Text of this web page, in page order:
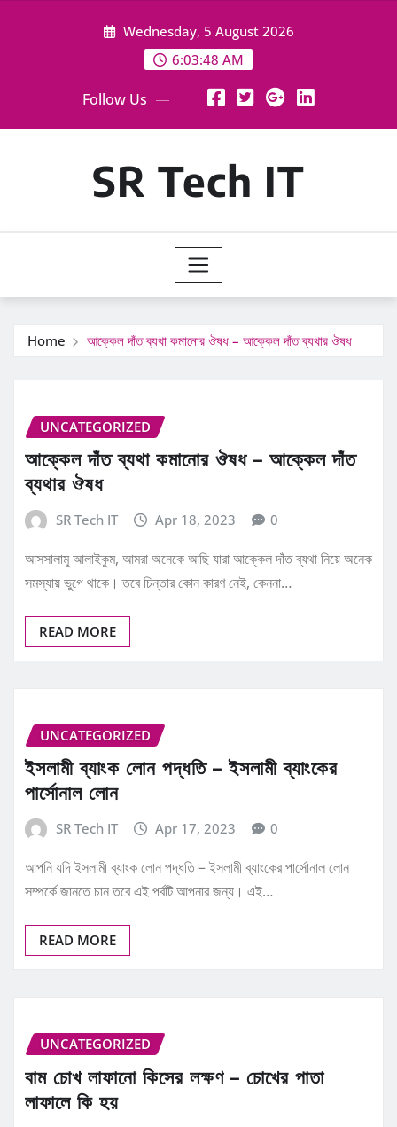
Wednesday, 5 August 2026
6:03:49 AM
Follow Us
SR Tech IT
Home আক্কেল দাঁত ব্যথা কমানোর ঔষধ – আক্কেল দাঁত ব্যথার ঔষধ
UNCATEGORIZED
আক্কেল দাঁত ব্যথা কমানোর ঔষধ – আক্কেল দাঁত
ব্যথার ঔষধ
SR Tech IT Apr 18, 2023 0
আসসালামু আলাইকুম, আমরা অনেকে আছি যারা আক্কেল দাঁত ব্যথা নিয়ে অনেক
সমস্যায় ভুগে থাকে। তবে চিন্তার কোন কারণ নেই, কেননা…
READ MORE
UNCATEGORIZED
ইসলামী ব্যাংক লোন পদ্ধতি – ইসলামী ব্যাংকের
পার্সোনাল লোন
SR Tech IT Apr 17, 2023 0
আপনি যদি ইসলামী ব্যাংক লোন পদ্ধতি – ইসলামী ব্যাংকের পার্সোনাল লোন
সম্পর্কে জানতে চান তবে এই পর্বটি আপনার জন্য। এই…
READ MORE
UNCATEGORIZED
বাম চোখ লাফানো কিসের লক্ষণ – চোখের পাতা
লাফালে কি হয়